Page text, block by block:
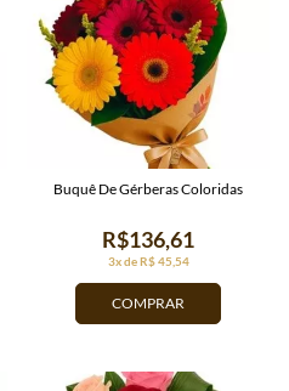
COMPRAR
3x de R$ 45,54
R$136,61
Buquê De Gérberas Coloridas